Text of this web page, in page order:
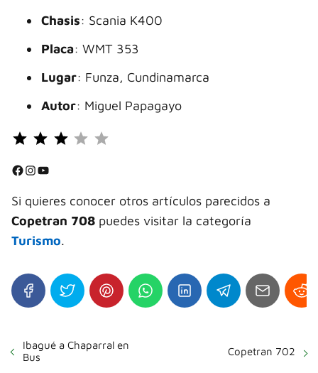
Chasis: Scania K400
Placa: WMT 353
Lugar: Funza, Cundinamarca
Autor: Miguel Papagayo
⭐
⭐
Facebook InstagramYouTube
Si quieres conocer otros artículos parecidos a
Copetran 708 puedes visitar la categoría
Turismo.
Ibagué a Chaparral en
Bus
Copetran 702